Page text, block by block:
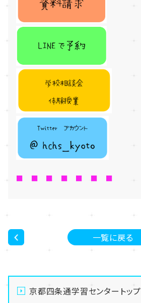
■ ■ ■ ■ ■ ■ ■
一覧に戻る
京都四条通学習センタートップ